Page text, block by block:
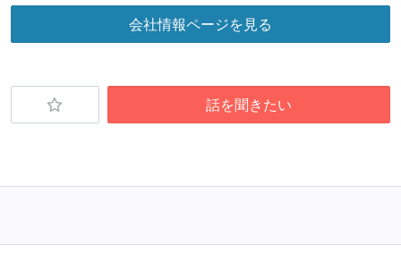
会社情報ページを見る
話を聞きたい